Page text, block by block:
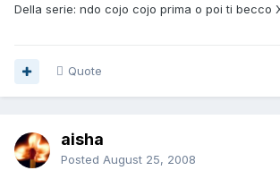
Della serie: ndo cojo cojo prima o poi ti becco
Quote
aisha
Posted August 25, 2008